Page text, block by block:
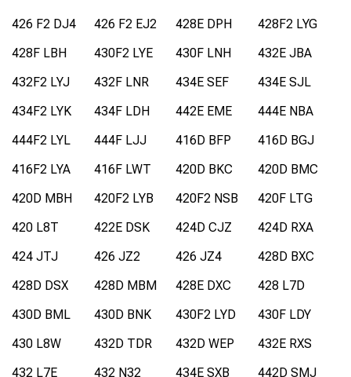
426 F2 DJ4
426 F2 EJ2 428E DPH
428F2 LYG
428F LBH
430F2 LYE 430F LNH
432E JBA
432F2 LYJ
432F LNR 434E SEF
434E SJL
434F2 LYK
434F LDH 442E EME
444E NBA
444F2 LYL
444F LJJ 416D BFP
416D BGJ
416F2 LYA
416F LWT 420D BKC
420D BMC
420D MBH
420F2 LYB 420F2 NSB
420F LTG
420 L8T
422E DSK 424D CJZ
424D RXA
424 JTJ
426 JZ2 426 JZ4
428D BXC
428D DSX
428D MBM 428E DXC
428 L7D
430D BML
430D BNK 430F2 LYD
430F LDY
430 L8W
432D TDR 432D WEP
432E RXS
432 L7E
432 N32 434E SXB 442D SMJ